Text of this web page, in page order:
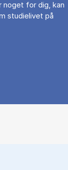
noget for dig, kan
studielivet på